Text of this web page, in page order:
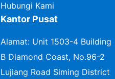
Hubungi Kami
Kantor Pusat
Alamat: Unit 1503-4 Building
B Diamond Coast, No.96-2
Lujiang Road Siming District